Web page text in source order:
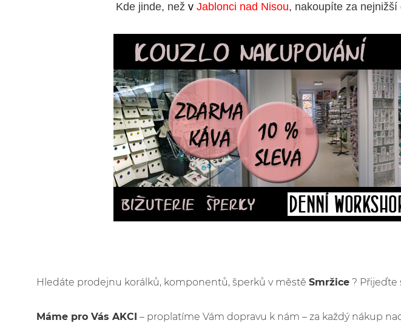
Kde jinde, než v Jablonci nad Nisou, nakoupíte za
Hledáte prodejnu korálků, komponentů, šperků v městě Smržice ? Přijeďte
Máme pro Vás AKCI – proplatíme Vám dopravu k nám – za každý nákup